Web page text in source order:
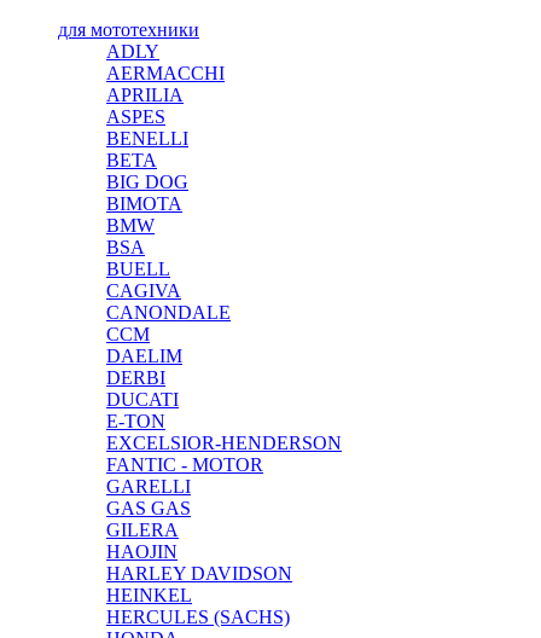
для мототехники
ADLY
AERMACCHI
APRILIA
ASPES
BENELLI
BETA
BIG DOG
BIMOTA
BMW
BSA
BUELL
CAGIVA
CANONDALE
CCM
DAELIM
DERBI
DUCATI
E-TON
EXCELSIOR-HENDERSON
FANTIC - MOTOR
GARELLI
GAS GAS
GILERA
HAOJIN
HARLEY DAVIDSON
HEINKEL
HERCULES (SACHS)